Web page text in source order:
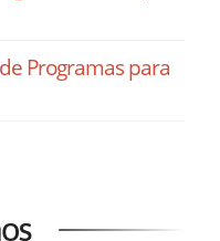
Programas para